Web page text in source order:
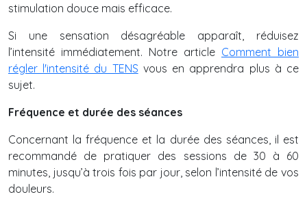
stimulation douce mais efficace.
Si une sensation désagréable apparaît, réduisez
l’intensité immédiatement. Notre article Comment bien
régler l'intensité du TENS vous en apprendra plus à ce
sujet.
Fréquence et durée des séances
Concernant la fréquence et la durée des séances, il est
recommandé de pratiquer des sessions de 30 à 60
minutes, jusqu’à trois fois par jour, selon l’intensité de vos
douleurs.